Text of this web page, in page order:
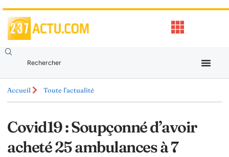
Accueil Toute l'actualité
Covid19 : Soupçonné d’avoir
acheté 25 ambulances à 7